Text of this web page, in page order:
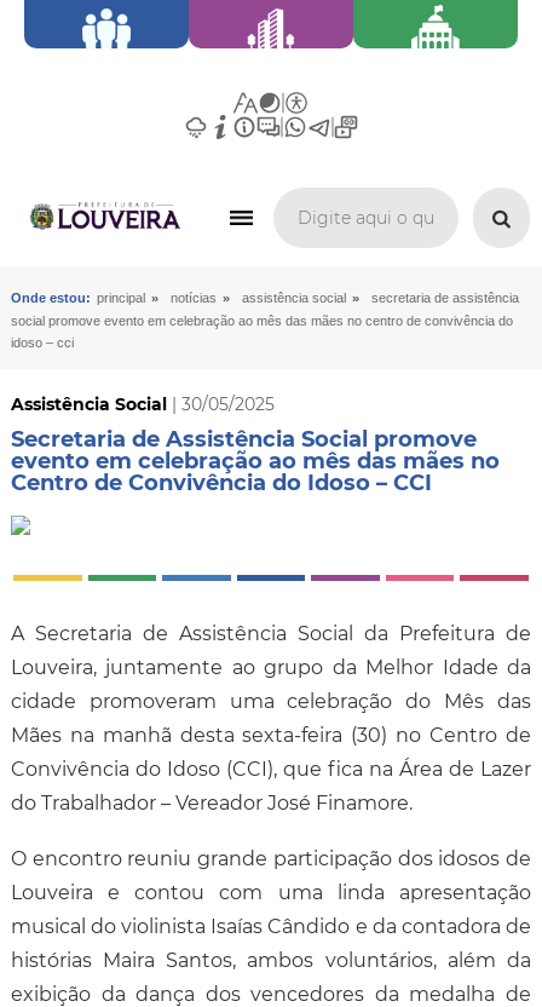
Onde estou: principal » notícias » assistência social »
secretaria de assistência
social promove evento em celebração ao mês das mães no centro de convivência do
idoso – cci
Assistência Social| 30/05/2025
Secretaria de Assistência Social promove
evento em celebração ao mês das mães no
Centro de Convivência do Idoso – CCI
A Secretaria de Assistência Social da Prefeitura de
Louveira, juntamente ao grupo da Melhor Idade da
cidade promoveram uma celebração do Mês das
Mães na manhã desta sexta-feira (30) no Centro de
Convivência do Idoso (CCI), que fica na Área de Lazer
do Trabalhador – Vereador José Finamore.
O encontro reuniu grande participação dos idosos de
Louveira e contou com uma linda apresentação
musical do violinista Isaías Cândido e da contadora de
histórias Maira Santos, ambos voluntários, além da
exibição da dança dos vencedores da medalha de